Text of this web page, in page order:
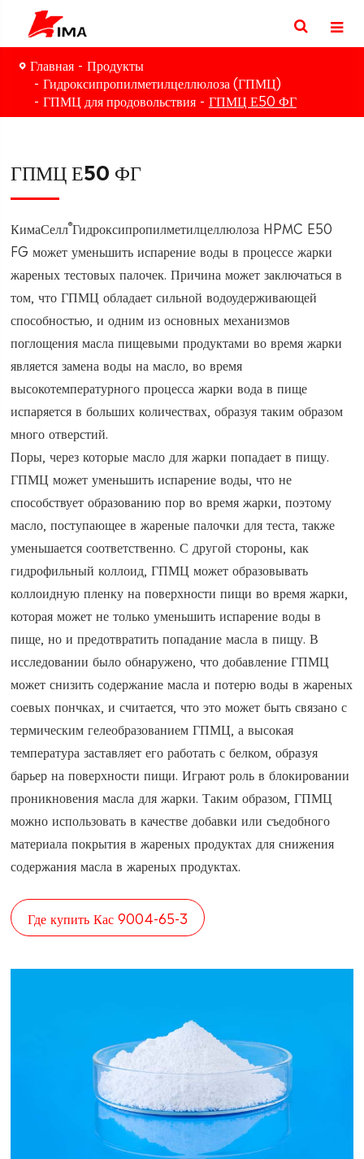
Главная
Продукты
Гидроксипропилметилцеллюлоза (ГПМЦ)
ГПМЦ для продовольствия
ГПМЦ Е50 ФГ
ГПМЦ Е50 ФГ
КимаСелл®Гидроксипропилметилцеллюлоза HPMC E50
FG может уменьшить испарение воды в процессе жарки
жареных тестовых палочек. Причина может заключаться в
том, что ГПМЦ обладает сильной водоудерживающей
способностью, и одним из основных механизмов
поглощения масла пищевыми продуктами во время жарки
является замена воды на масло, во время
высокотемпературного процесса жарки вода в пище
испаряется в больших количествах, образуя таким образом
много отверстий.
Поры, через которые масло для жарки попадает в пищу.
ГПМЦ может уменьшить испарение воды, что не
способствует образованию пор во время жарки, поэтому
масло, поступающее в жареные палочки для теста, также
уменьшается соответственно. С другой стороны, как
гидрофильный коллоид, ГПМЦ может образовывать
коллоидную пленку на поверхности пищи во время жарки,
которая может не только уменьшить испарение воды в
пище, но и предотвратить попадание масла в пищу. В
исследовании было обнаружено, что добавление ГПМЦ
может снизить содержание масла и потерю воды в жареных
соевых пончках, и считается, что это может быть связано с
термическим гелеобразованием ГПМЦ, а высокая
температура заставляет его работать с белком, образуя
барьер на поверхности пищи. Играют роль в блокировании
проникновения масла для жарки. Таким образом, ГПМЦ
можно использовать в качестве добавки или съедобного
материала покрытия в жареных продуктах для снижения
содержания масла в жареных продуктах.
Где купить Кас 9004-65-3